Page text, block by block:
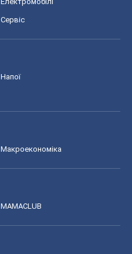
Сервіс
Напої
Макроекономіка
MAMACLUB